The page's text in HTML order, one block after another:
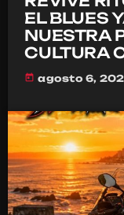
EL BLUES
NUESTRA
CULTURA
today agosto 6,